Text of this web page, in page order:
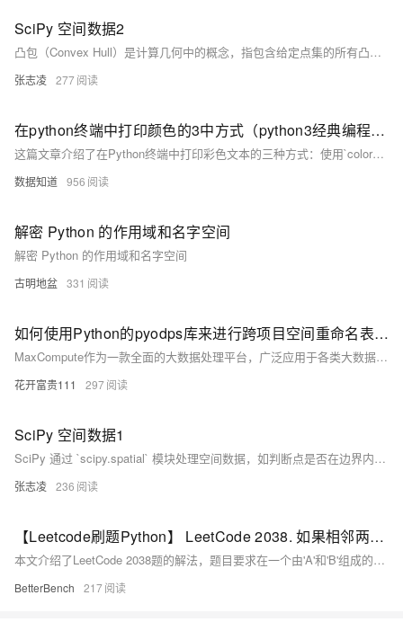
SciPy 空间数据2
凸包（Convex Hull）是计算几何中的概念，指包含给定点集的所有凸集的交集。可以通过 `ConvexHull()` 方法创建凸包。示例代码展示了如何使用 `scipy` 库和 `matplotlib` 绘制给定点集的凸包。
张志凌 277
在python终端中打印颜色的3中方式（python3经典编程案例）
这篇文章介绍了在Python终端中打印彩色文本的三种方式：使用`colorama`模块、`termcolor`模块和ANSI转义码。
数据知道 956
解密 Python 的作用域和名字空间
解密 Python 的作用域和名字空间
古明地盆 331
如何使用Python的pyodps库来进行跨项目空间重命名表名？
MaxCompute作为一款全面的大数据处理平台，广泛应用于各类大数据分析、数据挖掘、BI及机器学习场景。掌握其核心功能、熟练操作流程、遵循最佳实践，可以帮助用户高效、安全地管理和利用海量数据。以下是一个关于MaxCompute产品使用的合集，涵盖了其核心功能、应用场景、操作流程以及最佳实践等内容。
花开富贵111 297
SciPy 空间数据1
SciPy 通过 `scipy.spatial` 模块处理空间数据，如判断点是否在边界内、计算最近点等。三角测量是通过测量角度来确定目标距离的方法。多边形的三角测量可将其分解为多个三角形，用于计算面积。Delaunay 三角剖分是一种常用方法，可以对一系列点进行三角剖分。示例代码展示了如何使用 `Delaunay()` 函数创建三角形并绘制。
张志凌 236
【Leetcode刷题Python】 LeetCode 2038. 如果相邻两个颜色均相同则删除当前颜色
本文介绍了LeetCode 2038题的解法，题目要求在一个由'A'和'B'组成的字符串中，按照特定规则轮流删除颜色片段，判断Alice是否能够获胜，并提供了Python的实现代码。
BetterBench 217